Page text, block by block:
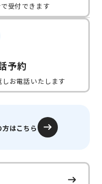
受付できます
予約
お電話いたします
方はこちら